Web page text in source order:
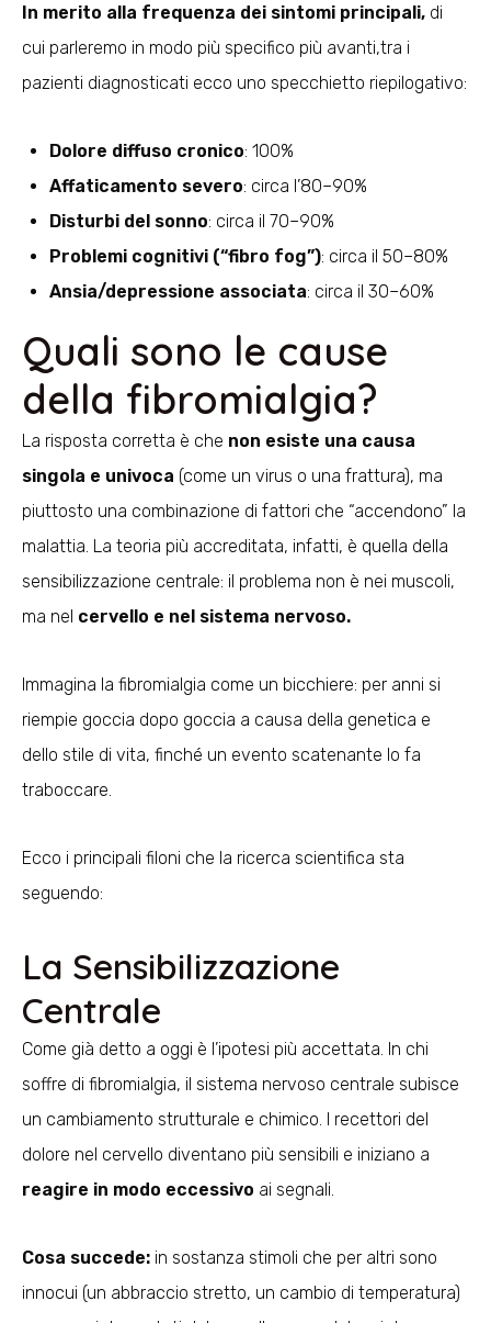
In merito alla frequenza dei sintomi principali, di
cui parleremo in modo più specifico più avanti,tra i
pazienti diagnosticati ecco uno specchietto riepilogativo:
Dolore diffuso cronico: 100%
Affaticamento severo: circa l’80–90%
Disturbi del sonno: circa il 70–90%
Problemi cognitivi (“fibro fog”): circa il 50–80%
Ansia/depressione associata: circa il 30–60%
Quali sono le cause
della fibromialgia?
La risposta corretta è che non esiste una causa
singola e univoca (come un virus o una frattura), ma
piuttosto una combinazione di fattori che “accendono” la
malattia. La teoria più accreditata, infatti, è quella della
sensibilizzazione centrale: il problema non è nei muscoli,
ma nel cervello e nel sistema nervoso.
Immagina la fibromialgia come un bicchiere: per anni si
riempie goccia dopo goccia a causa della genetica e
dello stile di vita, finché un evento scatenante lo fa
traboccare.
Ecco i principali filoni che la ricerca scientifica sta
seguendo:
La Sensibilizzazione
Centrale
Come già detto a oggi è l’ipotesi più accettata. In chi
soffre di fibromialgia, il sistema nervoso centrale subisce
un cambiamento strutturale e chimico. I recettori del
dolore nel cervello diventano più sensibili e iniziano a
reagire in modo eccessivo ai segnali.
Cosa succede: in sostanza stimoli che per altri sono
innocui (un abbraccio stretto, un cambio di temperatura)